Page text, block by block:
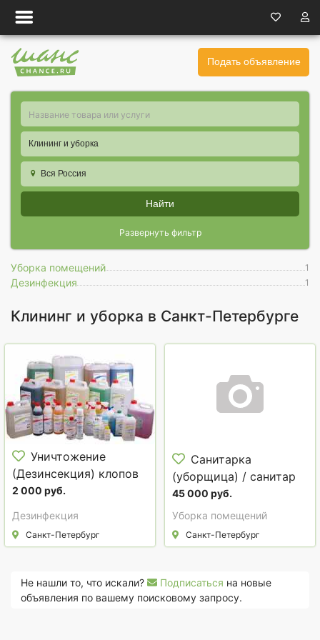
Подать объявление
Клининг и уборка
Вся Россия
Найти
Развернуть фильтр
Уборка помещений 1
Дезинфекция 1
Клининг и уборка в Санкт-Петербурге
Уничтожение
(Дезинсекция) клопов
и тараканов
2 000 руб.
Дезинфекция
Санкт-Петербург
Санитарка
(уборщица) / санитар
(уборщик)
45 000 руб.
Уборка помещений
Санкт-Петербург
Не нашли то, что искали? Подписаться на новые
объявления по вашему поисковому запросу.